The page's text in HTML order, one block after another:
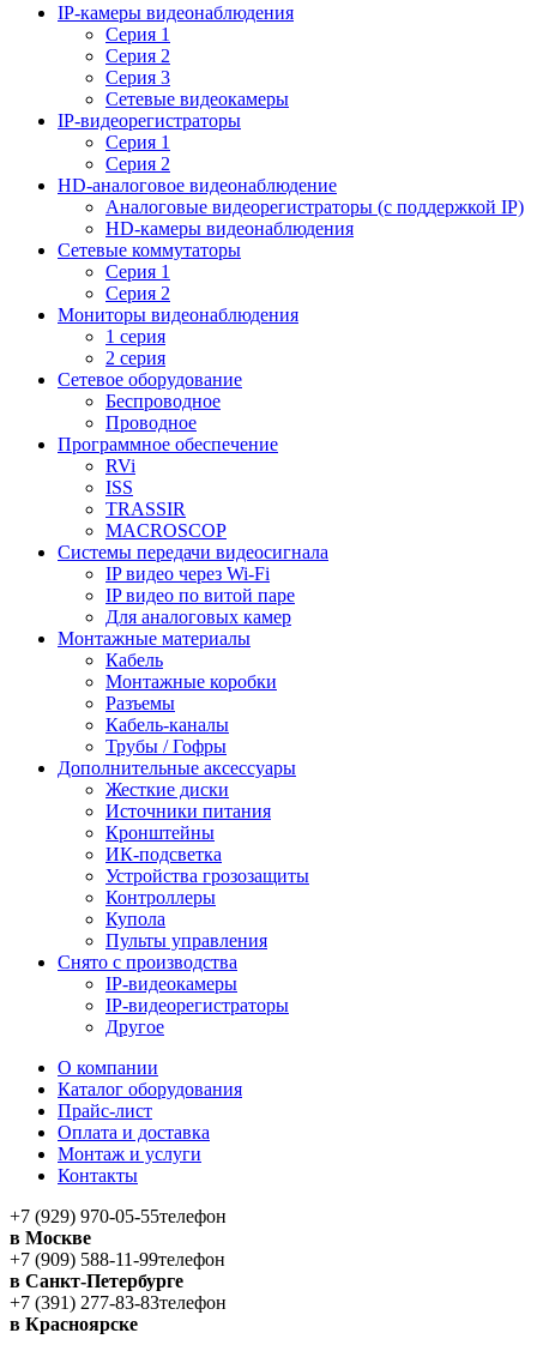
IP-камеры видеонаблюдения
Серия 1
Серия 2
Серия 3
Сетевые видеокамеры
IP-видеорегистраторы
Серия 1
Серия 2
HD-аналоговое видеонаблюдение
Aналоговые видеорегистраторы (с поддержкой IP)
HD-камеры видеонаблюдения
Сетевые коммутаторы
Серия 1
Серия 2
Мониторы видеонаблюдения
1 серия
2 серия
Сетевое оборудование
Беспроводное
Проводное
Программное обеспечение
RVi
ISS
TRASSIR
MACROSCOP
Системы передачи видеосигнала
IP видео через Wi-Fi
IP видео по витой паре
Для аналоговых камер
Монтажные материалы
Кабель
Монтажные коробки
Разъемы
Кабель-каналы
Трубы / Гофры
Дополнительные аксессуары
Жесткие диски
Источники питания
Кронштейны
ИК-подсветка
Устройства грозозащиты
Контроллеры
Купола
Пульты управления
Снято с производства
IP-видеокамеры
IP-видеорегистраторы
Другое
О компании
Каталог оборудования
Прайс-лист
Оплата и доставка
Монтаж и услуги
Контакты
+7 (929) 970-05-55телефон
в Москве
+7 (909) 588-11-99телефон
в Санкт-Петербурге
+7 (391) 277-83-83телефон
в Красноярске